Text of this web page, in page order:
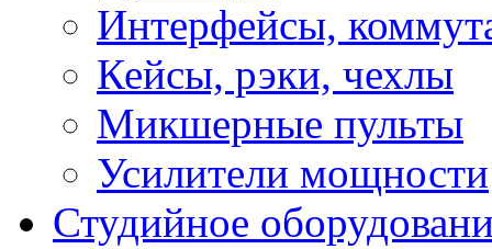
Интерфейсы,
Кейсы, рэки, чехлы
Микшерные пульты
Усилители мощности
Студийное